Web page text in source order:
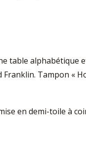
table alphabétique
Tampon «
en demi-toile à